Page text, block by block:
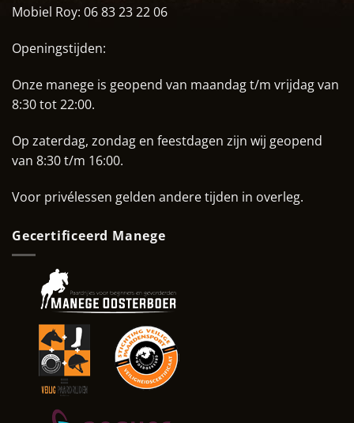
Mobiel Roy: 06 83 23 22 06
Openingstijden:
Onze manege is geopend van maandag t/m vrijdag van
8:30 tot 22:00.
Op zaterdag, zondag en feestdagen zijn wij geopend
van 8:30 t/m 16:00.
Voor privélessen gelden andere tijden in overleg.
Gecertificeerd Manege